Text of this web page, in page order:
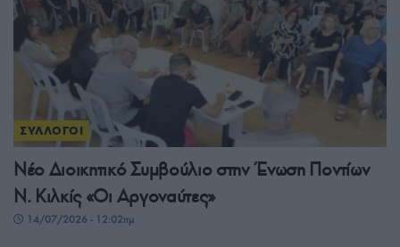
ΣΥΛΛΟΓΟΙ
Νέο Διοικητικό Συμβούλιο στην Ένωση Ποντίων
Ν. Κιλκίς «Οι Αργοναύτες»
14/07/2026 - 12:02πμ